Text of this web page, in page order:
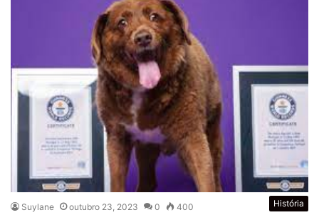
História
Suylane outubro 23, 2023 0 400